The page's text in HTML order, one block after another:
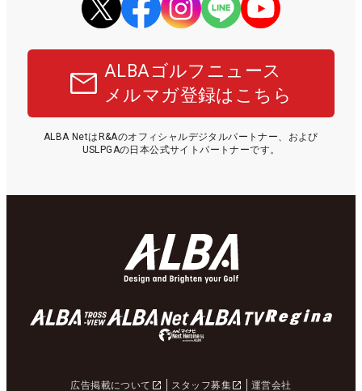
ALBAゴルフニュース
メルマガ登録はこちら
ALBA NetはR&Aのオフィシャルデジタルパートナー、および
USLPGAの日本公式サイトパートナーです。
広告掲載について スタッフ募集 運営会社